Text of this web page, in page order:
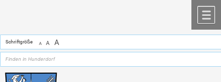
Schriftgröße A A A